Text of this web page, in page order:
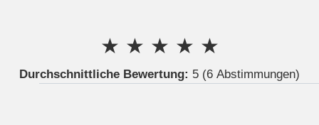
★
★
★
★
★
Durchschnittliche Bewertung: 5 (6 Abstimmungen)